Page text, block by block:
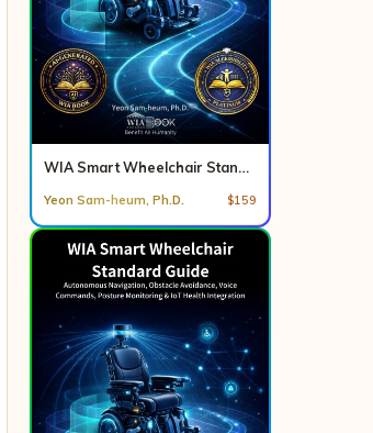
WIA Smart Wheelchair Standard Guide Set
Yeon Sam-heum, Ph.D. $159